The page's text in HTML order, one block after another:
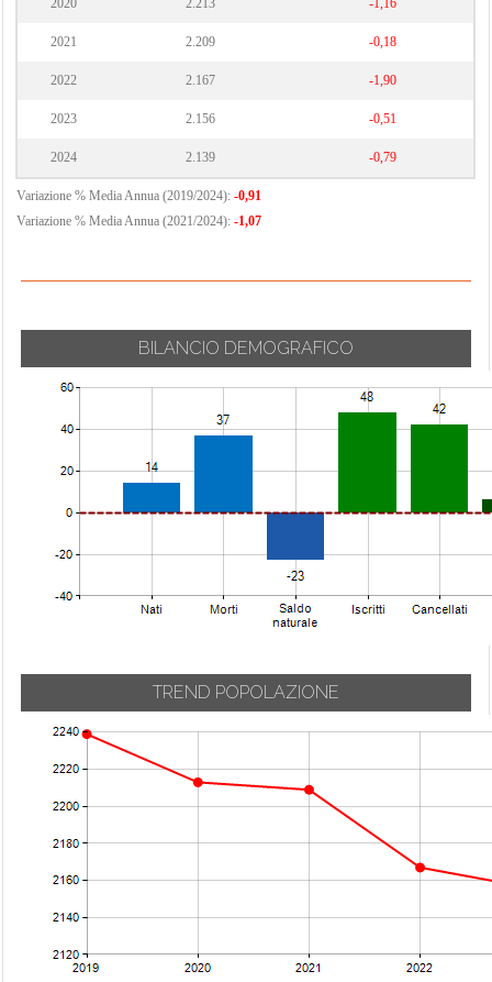
2020 2.213 -1,16
2021 2.209 -0,18
2022 2.167 -1,90
2023 2.156 -0,51
2024 2.139 -0,79
Variazione % Media Annua (2019/2024): -0,91
Variazione % Media Annua (2021/2024): -1,07
BILANCIO DEMOGRAFICO
TREND POPOLAZIONE